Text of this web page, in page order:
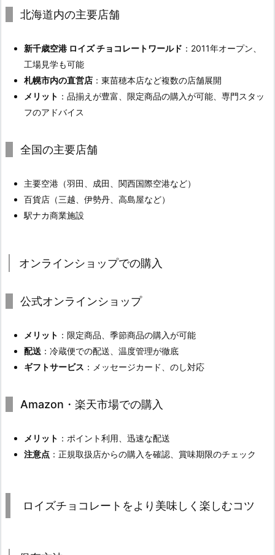
北海道内の主要店舗
新千歳空港 ロイズ チョコレートワールド ：2011年オープン、
工場見学も可能
札幌市内の直営店 ：東苗穂本店など複数の店舗展開
メリット ：品揃えが豊富、限定商品の購入が可能、専門スタッ
フのアドバイス
全国の主要店舗
主要空港（羽田、成田、関西国際空港など）
百貨店（三越、伊勢丹、高島屋など）
駅ナカ商業施設
オンラインショップでの購入
公式オンラインショップ
メリット ：限定商品、季節商品の購入が可能
配送 ：冷蔵便での配送、温度管理が徹底
ギフトサービス ：メッセージカード、のし対応
Amazon・楽天市場での購入
メリット ：ポイント利用、迅速な配送
注意点 ：正規取扱店からの購入を確認、賞味期限のチェック
ロイズチョコレートをより美味しく楽しむコツ